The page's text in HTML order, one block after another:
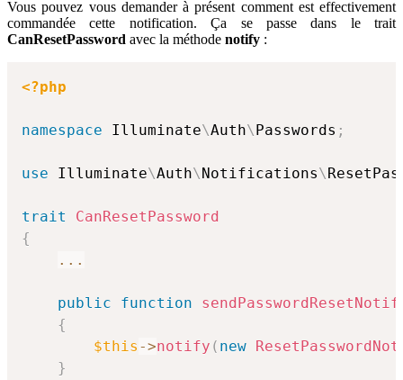
Vous pouvez vous demander à présent comment est effectivement
commandée cette notification. Ça se passe dans le trait
CanResetPassword avec la méthode notify :
<?php
namespace Illuminate\Auth\Passwords ;
use Illuminate\Auth\Notifications\
trait
CanResetPassword
{
...
public function
{
$this ->notify ( new
}